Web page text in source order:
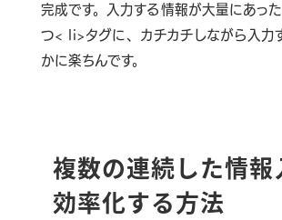
完成です。入力する情報が大量にあっ
つ< li>タグに、カチカチしながら入力
かに楽ちんです。
複数の連続した情報
効率化する方法